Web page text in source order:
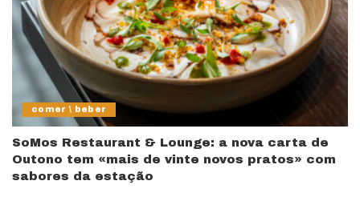
comer \ beber
SoMos Restaurant & Lounge: a nova carta de
Outono tem «mais de vinte novos pratos» com
sabores da estação